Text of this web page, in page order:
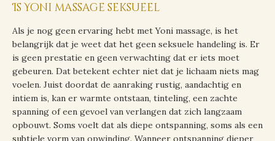
Is Yoni massage seksueel
Als je nog geen ervaring hebt met Yoni massage, is het
belangrijk dat je weet dat het geen seksuele handeling is. Er
is geen prestatie en geen verwachting dat er iets moet
gebeuren. Dat betekent echter niet dat je lichaam niets mag
voelen. Juist doordat de aanraking rustig, aandachtig en
intiem is, kan er warmte ontstaan, tinteling, een zachte
spanning of een gevoel van verlangen dat zich langzaam
opbouwt. Soms voelt dat als diepe ontspanning, soms als een
subtiele vorm van opwinding. Wanneer ontspanning dieper